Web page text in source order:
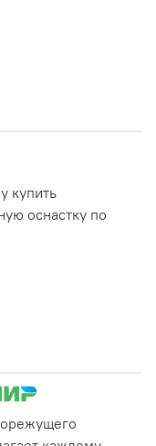
купить
оснастку по